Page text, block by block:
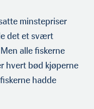
minstepriser
det et svært
alle fiskerne
hvert bød kjøperne
hadde